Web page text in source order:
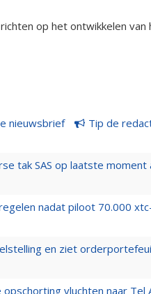
op het ontwikkelen van
nieuwsbrief Tip de
tak SAS op laatste moment
nadat piloot 70.000
en ziet
vluchten naar Tel